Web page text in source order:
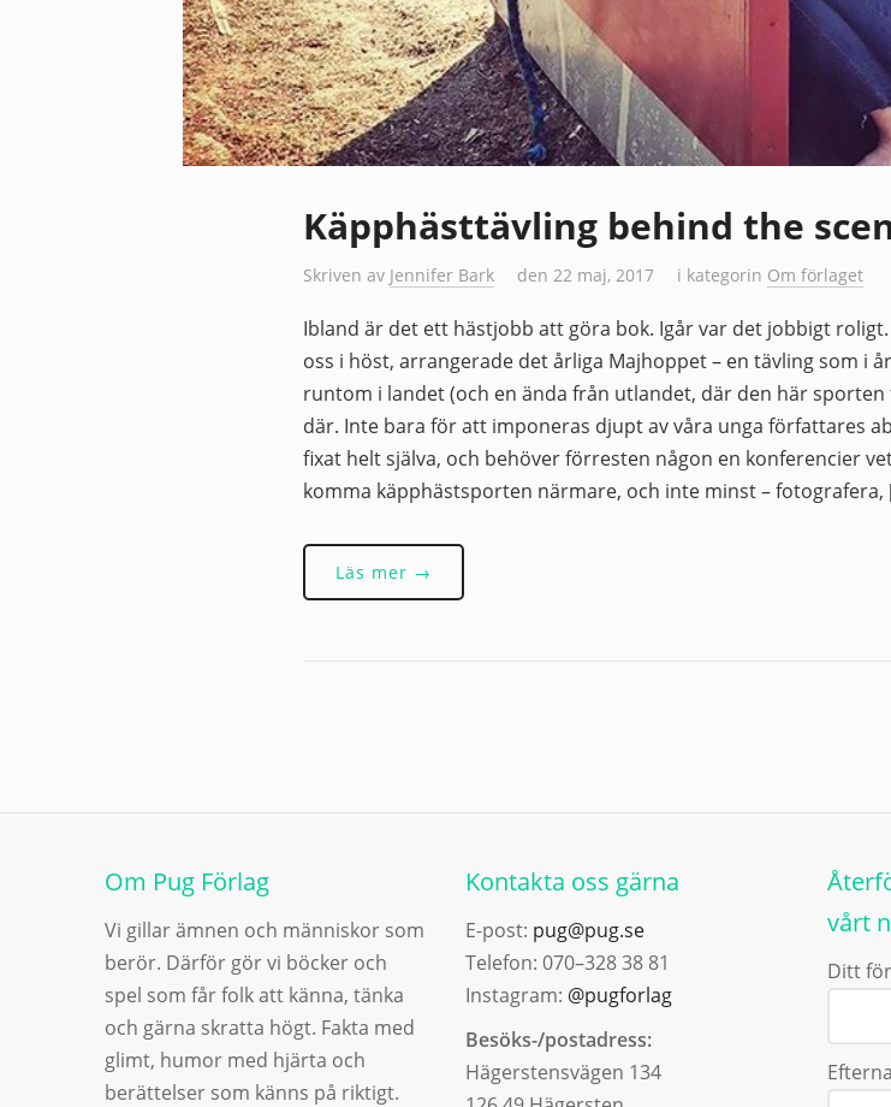
Käpphästtävling behind the
Skriven av Jennifer Bark den 22 maj, 2017 i kategorin Om förlaget
Ibland är det ett hästjobb att göra bok. Igår var det jobbigt
oss i höst, arrangerade det årliga Majhoppet – en tävling som i
runtom i landet (och en ända från utlandet, där den här
där. Inte bara för att imponeras djupt av våra unga författares
fixat helt själva, och behöver förresten någon en konferencier
komma käpphästsporten närmare, och inte minst – fotografera,
Läs mer →
Om Pug Förlag
Vi gillar ämnen och människor som
berör. Därför gör vi böcker och
spel som får folk att känna, tänka
och gärna skratta högt. Fakta med
glimt, humor med hjärta och
berättelser som känns på riktigt.
Kontakta oss gärna
E-post: pug@pug.se
Telefon: 070–328 38 81
Instagram: @pugforlag
Besöks-/postadress:
Hägerstensvägen 134
vårt
Ditt